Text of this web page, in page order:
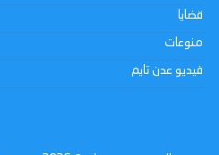
قضايا
منوعات
فيديو عدن تايم